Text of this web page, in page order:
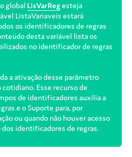
global LisVarRegesteja
ListaVariaveis estará
os identificadores de regras
desta variável lista os
no identificador de regras
a ativação desse parâmetro
cotidiano. Esse recurso de
de identificadores auxilia a
e o Suporte para, por
ou quando não houver acesso
dos identificadores de regras.